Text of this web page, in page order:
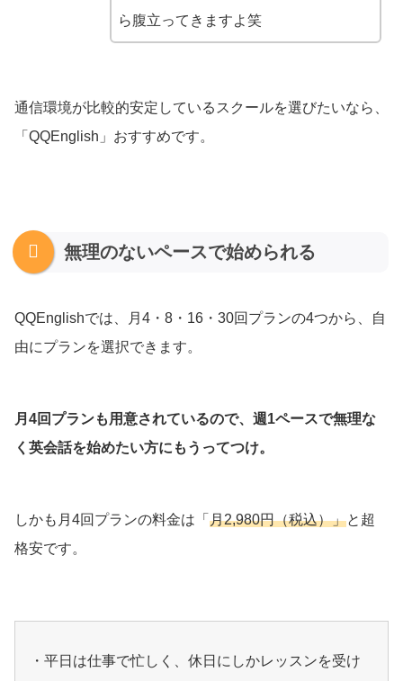
ら腹立ってきますよ笑
通信環境が比較的安定しているスクールを選びたいなら、
「QQEnglish」おすすめです。
無理のないペースで始められる
QQEnglishでは、月4・8・16・30回プランの4つから、自
由にプランを選択できます。
月4回プランも用意されているので、週1ペースで無理な
く英会話を始めたい方にもうってつけ。
しかも月4回プランの料金は「 月2,980円（税込）」と超
格安です。
・平日は仕事で忙しく、休日にしかレッスンを受け